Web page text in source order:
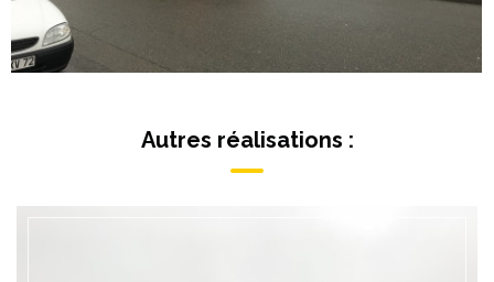
Autres réalisations :